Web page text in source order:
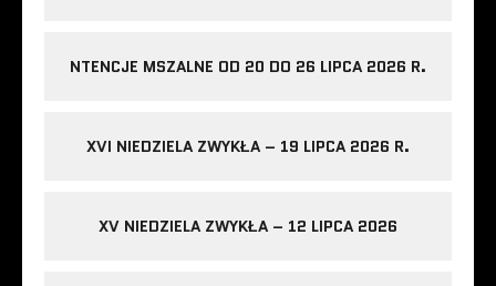
NTENCJE MSZALNE OD 20 DO 26 LIPCA 2026 R.
XVI NIEDZIELA ZWYKŁA – 19 LIPCA 2026 R.
XV NIEDZIELA ZWYKŁA – 12 LIPCA 2026